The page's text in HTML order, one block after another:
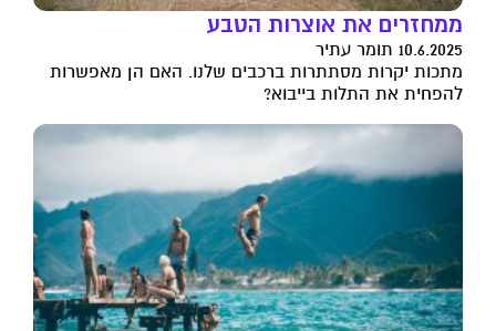
ממחזרים את אוצרות הטבע
10.6.2025 תומר עתיר
מתכות יקרות מסתתרות ברכבים שלנו. האם הן מאפשרות
להפחית את התלות בייבוא?